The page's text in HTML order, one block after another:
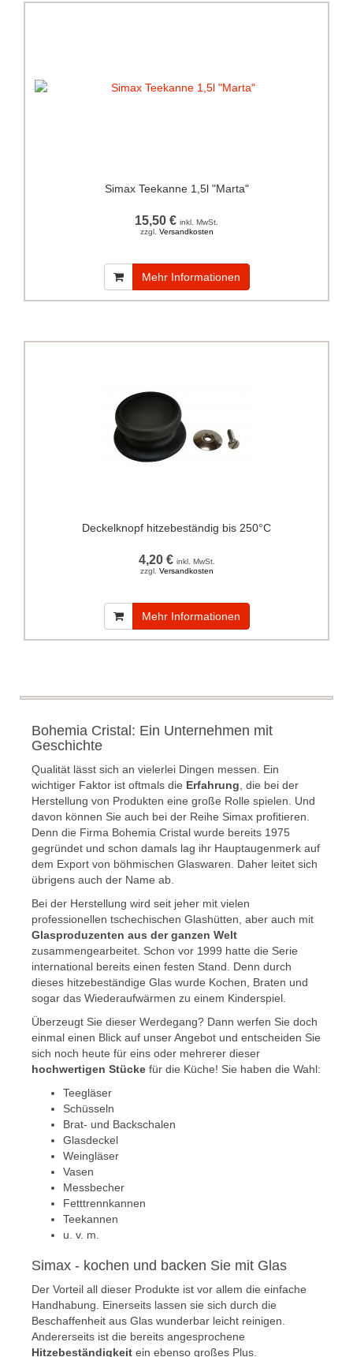
Simax Teekanne 1,5l "Marta"
15,50 € inkl. MwSt.
zzgl. Versandkosten
Mehr Informationen
Deckelknopf hitzebeständig bis 250°C
4,20 € inkl. MwSt.
zzgl. Versandkosten
Mehr Informationen
Bohemia Cristal: Ein Unternehmen mit
Geschichte
Qualität lässt sich an vielerlei Dingen messen. Ein
wichtiger Faktor ist oftmals die Erfahrung , die bei der
Herstellung von Produkten eine große Rolle spielen. Und
davon können Sie auch bei der Reihe Simax profitieren.
Denn die Firma Bohemia Cristal wurde bereits 1975
gegründet und schon damals lag ihr Hauptaugenmerk auf
dem Export von böhmischen Glaswaren. Daher leitet sich
übrigens auch der Name ab.
Bei der Herstellung wird seit jeher mit vielen
professionellen tschechischen Glashütten, aber auch mit
Glasproduzenten aus der ganzen Welt
zusammengearbeitet. Schon vor 1999 hatte die Serie
international bereits einen festen Stand. Denn durch
dieses hitzebeständige Glas wurde Kochen, Braten und
sogar das Wiederaufwärmen zu einem Kinderspiel.
Überzeugt Sie dieser Werdegang? Dann werfen Sie doch
einmal einen Blick auf unser Angebot und entscheiden Sie
sich noch heute für eins oder mehrerer dieser
hochwertigen Stücke für die Küche! Sie haben die Wahl:
Teegläser
Schüsseln
Brat- und Backschalen
Glasdeckel
Weingläser
Vasen
Messbecher
Fetttrennkannen
Teekannen
u. v. m.
Simax - kochen und backen Sie mit Glas
Der Vorteil all dieser Produkte ist vor allem die einfache
Handhabung. Einerseits lassen sie sich durch die
Beschaffenheit aus Glas wunderbar leicht reinigen.
Andererseits ist die bereits angesprochene
Hitzebeständigkeit ein ebenso großes Plus.